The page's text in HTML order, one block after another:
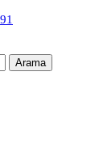
Arama